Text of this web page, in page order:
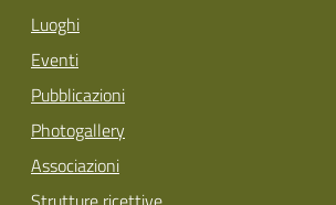
Luoghi
Eventi
Pubblicazioni
Photogallery
Associazioni